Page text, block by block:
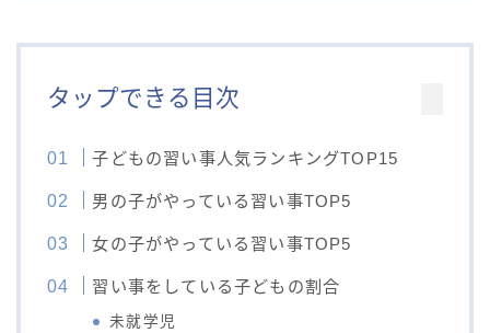
タップできる目次
子どもの習い事人気ランキングTOP15
男の子がやっている習い事TOP5
女の子がやっている習い事TOP5
習い事をしている子どもの割合
未就学児